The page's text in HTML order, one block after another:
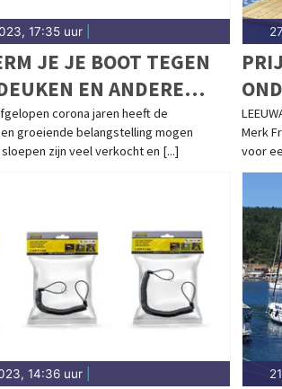
17:35 uur
JE JE BOOT TEGEN
EN ANDERE
corona jaren heeft de
groeiende belangstelling mogen
zijn veel verkocht en [...]
Merk
voor
14:36 uur